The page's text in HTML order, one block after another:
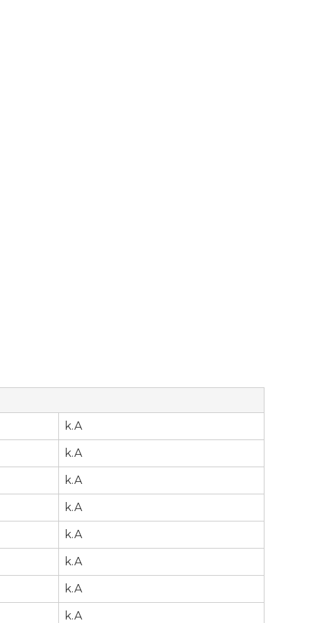
k.A
k.A
k.A
k.A
k.A
k.A
k.A
k.A